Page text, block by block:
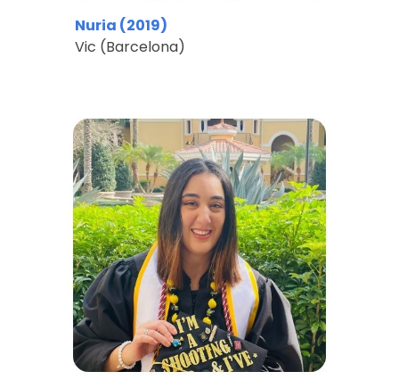
Nuria (2019)
Vic (Barcelona)